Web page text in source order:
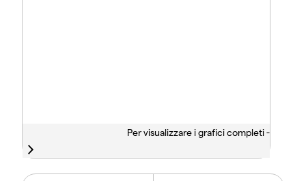
Per visualizzare i grafici completi -